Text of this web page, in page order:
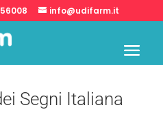
info@udifarm.it
Segni Italiana